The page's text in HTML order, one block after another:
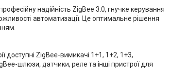
надійність ZigBee 3.0, гнучке керування
автоматизації. Це оптимальне рішення
доступні ZigBee-вимикачі 1+1, 1+2, 1+3,
шлюзи, датчики, реле та інші пристрої для